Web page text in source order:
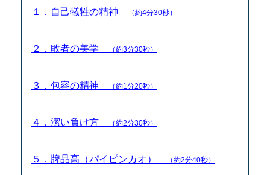
１．自己犠牲の精神 （約4分30秒）
２．敗者の美学 （約3分30秒）
３．包容の精神 （約1分20秒）
４．潔い負け方 （約2分30秒）
５．牌品高（パイピンカオ） （約2分40秒）